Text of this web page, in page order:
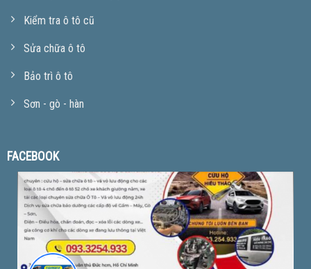
Kiểm tra ô tô cũ
Sửa chữa ô tô
Bảo trì ô tô
Sơn - gò - hàn
FACEBOOK